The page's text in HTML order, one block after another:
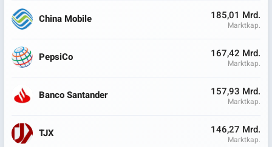
China Mobile 185,01 Mrd.
Marktkap.
PepsiCo 167,42 Mrd.
Marktkap.
Banco Santander 157,93 Mrd.
Marktkap.
TJX 146,27 Mrd.
Marktkap.